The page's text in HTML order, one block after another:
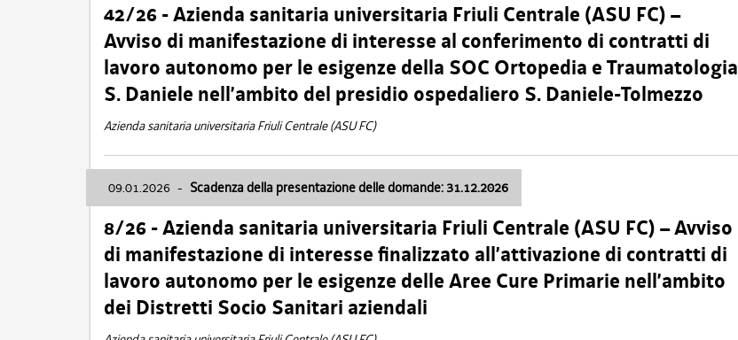
42/26 - Azienda sanitaria universitaria Friuli Centrale (ASU FC) –
Avviso di manifestazione di interesse al conferimento di contratti di
lavoro autonomo per le esigenze della SOC Ortopedia e Traumatologia
S. Daniele nell’ambito del presidio ospedaliero S. Daniele-Tolmezzo
Azienda sanitaria universitaria Friuli Centrale (ASU FC)
09.01.2026 - Scadenza della presentazione delle domande: 31.12.2026
8/26 - Azienda sanitaria universitaria Friuli Centrale (ASU FC) – Avviso
di manifestazione di interesse finalizzato all’attivazione di contratti di
lavoro autonomo per le esigenze delle Aree Cure Primarie nell’ambito
dei Distretti Socio Sanitari aziendali